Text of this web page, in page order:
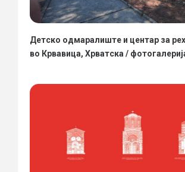
Детско одмаралиште и центар за
во Крвавица, Хрватска /